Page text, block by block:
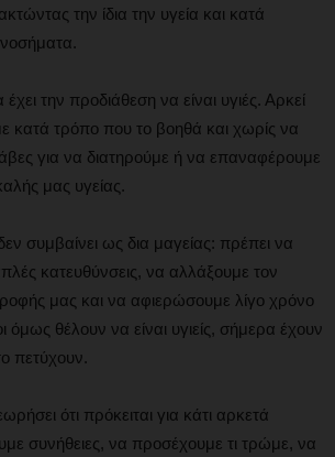
την ίδια την υγεία και κατά
την προδιάθεση να είναι υγιές. Αρκεί
κατά τρόπο που το βοηθά και χωρίς να
για να διατηρούμε ή να επαναφέρουμε
μας υγείας.
συμβαίνει ως δια μαγείας: πρέπει να
κατευθύνσεις, να αλλάξουμε τον
μας και να αφιερώσουμε λίγο χρόνο
όμως θέλουν να είναι υγιείς, σήμερα έχουν
πετύχουν.
ότι πρόκειται για κάτι αρκετά
συνήθειες, να προσέχουμε τι τρώμε, να